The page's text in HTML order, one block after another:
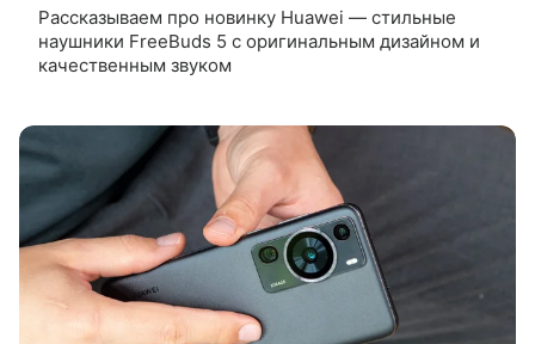
Рассказываем про новинку Huawei — стильные
наушники FreeBuds 5 с оригинальным дизайном и
качественным звуком